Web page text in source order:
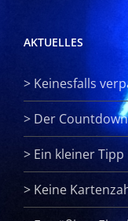
AKTUELLES
> Keinesfalls
> Der
> Ein kleiner
> Keine